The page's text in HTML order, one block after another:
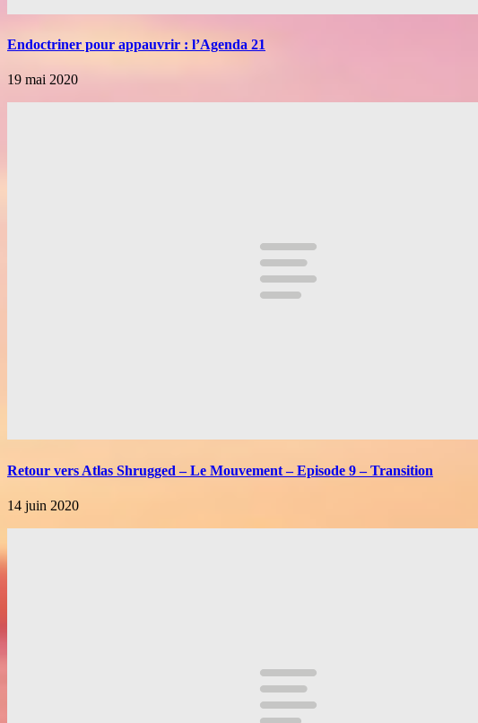
Endoctriner pour appauvrir : l’Agenda 21
19 mai 2020
Retour vers Atlas Shrugged – Le Mouvement – Episode 9 – Transition
14 juin 2020